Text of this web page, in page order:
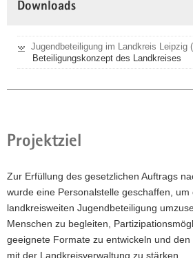
Downloads
Jugendbeteiligung im Landkreis Leipzig
Beteiligungskonzept des Landkreises
Projektziel
Zur Erfüllung des gesetzlichen Auftrags
wurde eine Personalstelle geschaffen, um
landkreisweiten Jugendbeteiligung
Menschen zu begleiten,
geeignete Formate zu entwickeln und
mit der Landkreisverwaltung zu stärken.